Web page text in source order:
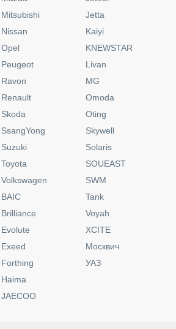
Mitsubishi
Nissan
Opel
Peugeot
Ravon
Renault
Skoda
SsangYong
Suzuki
Toyota
Volkswagen
BAIC
Brilliance
Evolute
Exeed
Forthing
Haima
JAECOO
Jetta
Kaiyi
KNEWSTAR
Livan
MG
Omoda
Oting
Skywell
Solaris
SOUEAST
SWM
Tank
Voyah
XCITE
Москвич
УАЗ